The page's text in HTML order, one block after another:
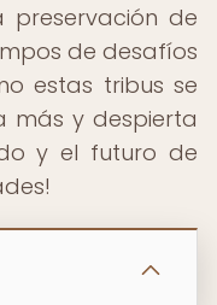
de
de desafíos
estas tribus se
más y despierta
y el futuro de